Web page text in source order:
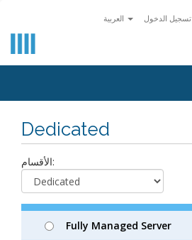
تسجيل الدخول
Dedicated
الأقسام:
Fully Managed Server